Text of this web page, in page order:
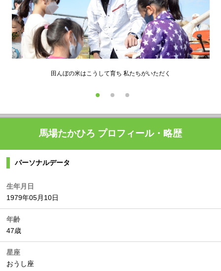
田んぼの米はこうして育ち 私たちがいただく
馬場たかひろ プロフィール・略歴
パーソナルデータ
生年月日
1979年05月10日
年齢
47歳
星座
おうし座